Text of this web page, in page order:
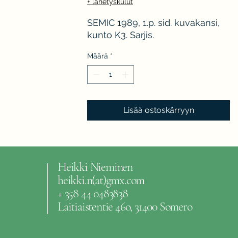
SEMIC 1989, 1.p. sid. kuvakansi,
kunto K3. Sarjis.
Määrä *
Lisää ostoskärryyn
Heikki Nieminen
heikki.n(at)gmx.com
+ 358 44 0483838
Laitiaistentie 46o, 31400 Somero